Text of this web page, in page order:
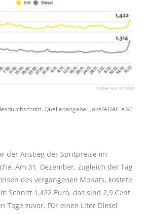
Quellenangabe: „obs/ADAC e.V.“
der Anstieg der Spritpreise im
Am 31. Dezember, zugleich der Tag
des vergangenen Monats, kostete
Schnitt 1,422 Euro, das sind 2,9 Cent
Tage zuvor. Für einen Liter Diesel